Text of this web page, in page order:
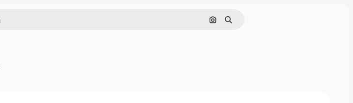
Cerca per immagine
Ricerca